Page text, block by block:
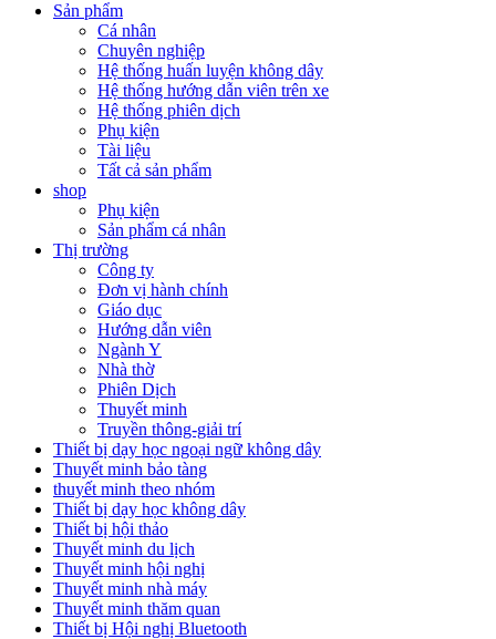
Sản phẩm
Cá nhân
Chuyên nghiệp
Hệ thống huấn luyện không dây
Hệ thống hướng dẫn viên trên xe
Hệ thống phiên dịch
Phụ kiện
Tài liệu
Tất cả sản phẩm
shop
Phụ kiện
Sản phẩm cá nhân
Thị trường
Công ty
Đơn vị hành chính
Giáo dục
Hướng dẫn viên
Ngành Y
Nhà thờ
Phiên Dịch
Thuyết minh
Truyền thông-giải trí
Thiết bị dạy học ngoại ngữ không dây
Thuyết minh bảo tàng
thuyết minh theo nhóm
Thiết bị dạy học không dây
Thiết bị hội thảo
Thuyết minh du lịch
Thuyết minh hội nghị
Thuyết minh nhà máy
Thuyết minh thăm quan
Thiết bị Hội nghị Bluetooth